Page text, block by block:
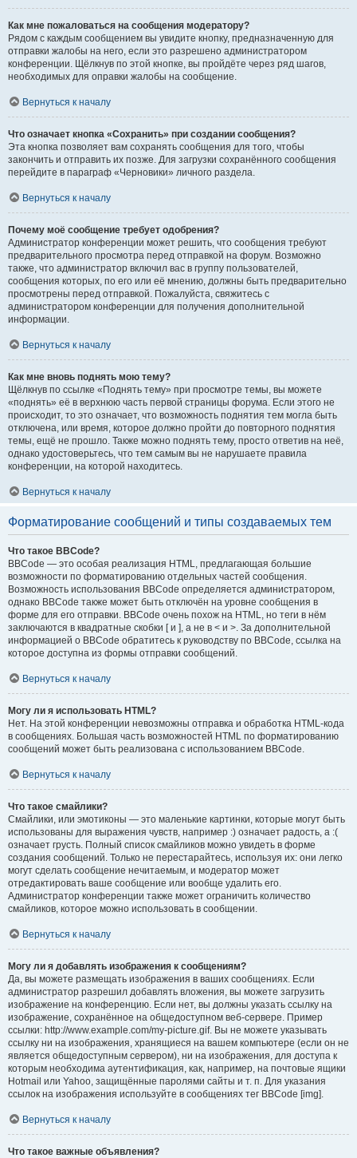
Как мне пожаловаться на сообщения модератору?
Рядом с каждым сообщением вы увидите кнопку, предназначенную для
отправки жалобы на него, если это разрешено администратором
конференции. Щёлкнув по этой кнопке, вы пройдёте через ряд шагов,
необходимых для оправки жалобы на сообщение.
Вернуться к началу
Что означает кнопка «Сохранить» при создании сообщения?
Эта кнопка позволяет вам сохранять сообщения для того, чтобы
закончить и отправить их позже. Для загрузки сохранённого сообщения
перейдите в параграф «Черновики» личного раздела.
Вернуться к началу
Почему моё сообщение требует одобрения?
Администратор конференции может решить, что сообщения требуют
предварительного просмотра перед отправкой на форум. Возможно
также, что администратор включил вас в группу пользователей,
сообщения которых, по его или её мнению, должны быть предварительно
просмотрены перед отправкой. Пожалуйста, свяжитесь с
администратором конференции для получения дополнительной
информации.
Вернуться к началу
Как мне вновь поднять мою тему?
Щёлкнув по ссылке «Поднять тему» при просмотре темы, вы можете
«поднять» её в верхнюю часть первой страницы форума. Если этого не
происходит, то это означает, что возможность поднятия тем могла быть
отключена, или время, которое должно пройти до повторного поднятия
темы, ещё не прошло. Также можно поднять тему, просто ответив на неё,
однако удостоверьтесь, что тем самым вы не нарушаете правила
конференции, на которой находитесь.
Вернуться к началу
Форматирование сообщений и типы создаваемых тем
Что такое BBCode?
BBCode — это особая реализация HTML, предлагающая большие
возможности по форматированию отдельных частей сообщения.
Возможность использования BBCode определяется администратором,
однако BBCode также может быть отключён на уровне сообщения в
форме для его отправки. BBCode очень похож на HTML, но теги в нём
заключаются в квадратные скобки [ и ], а не в < и >. За дополнительной
информацией о BBCode обратитесь к руководству по BBCode, ссылка на
которое доступна из формы отправки сообщений.
Вернуться к началу
Могу ли я использовать HTML?
Нет. На этой конференции невозможны отправка и обработка HTML-кода
в сообщениях. Большая часть возможностей HTML по форматированию
сообщений может быть реализована с использованием BBCode.
Вернуться к началу
Что такое смайлики?
Смайлики, или эмотиконы — это маленькие картинки, которые могут быть
использованы для выражения чувств, например :) означает радость, а :(
означает грусть. Полный список смайликов можно увидеть в форме
создания сообщений. Только не перестарайтесь, используя их: они легко
могут сделать сообщение нечитаемым, и модератор может
отредактировать ваше сообщение или вообще удалить его.
Администратор конференции также может ограничить количество
смайликов, которое можно использовать в сообщении.
Вернуться к началу
Могу ли я добавлять изображения к сообщениям?
Да, вы можете размещать изображения в ваших сообщениях. Если
администратор разрешил добавлять вложения, вы можете загрузить
изображение на конференцию. Если нет, вы должны указать ссылку на
изображение, сохранённое на общедоступном веб-сервере. Пример
ссылки: http://www.example.com/my-picture.gif. Вы не можете указывать
ссылку ни на изображения, хранящиеся на вашем компьютере (если он не
является общедоступным сервером), ни на изображения, для доступа к
которым необходима аутентификация, как, например, на почтовые ящики
Hotmail или Yahoo, защищённые паролями сайты и т. п. Для указания
ссылок на изображения используйте в сообщениях тег BBCode [img].
Вернуться к началу
Что такое важные объявления?